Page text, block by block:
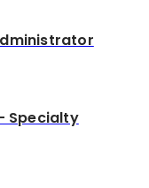
Specialty